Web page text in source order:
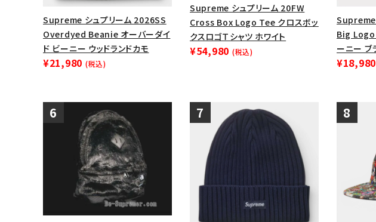
Supreme シュプリーム 2026SS
Overdyed Beanie オーバーダイ
ド ビーニー ウッドランドカモ
¥21,980 (税込)
Supreme シュプリーム 20FW
Cross Box Logo Tee クロスボッ
クスロゴＴシャツ ホワイト
¥54,980 (税込)
Supreme
Big Logo
ーニー ブ
¥18,980